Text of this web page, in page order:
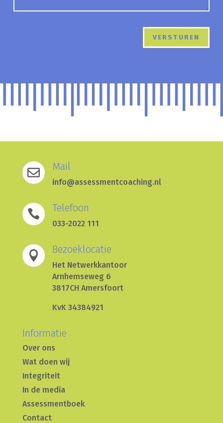
 Mail
info@assessmentcoaching.nl
 Telefoon
033-2022 111
 Bezoeklocatie
Het Netwerkkantoor
Arnhemseweg 6
3817CH Amersfoort
KvK 34384921
Informatie
Over ons
Wat doen wij
Integriteit
In de media
Assessmentboek
Contact